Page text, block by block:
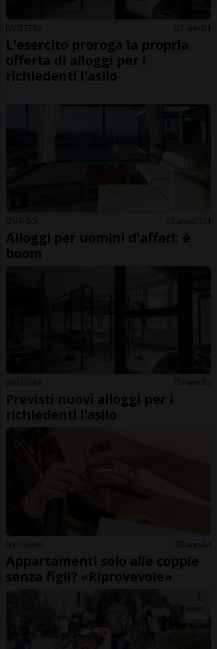
SVIZZERA 2 anni 1
L'esercito proroga la propria
offerta di alloggi per i
richiedenti l'asilo
ZURIGO 3 anni 1 1
Alloggi per uomini d'affari: è
boom
SVIZZERA 3 anni 2
Previsti nuovi alloggi per i
richiedenti l’asilo
SVIZZERA 3 anni 4
Appartamenti solo alle coppie
senza figli? «Riprovevole»